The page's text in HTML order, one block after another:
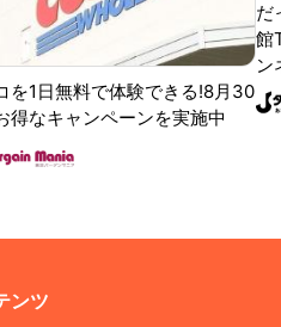
を1日無料で体験できる!8月30
得なキャンペーンを実施中
だ
館
ン
ンツ